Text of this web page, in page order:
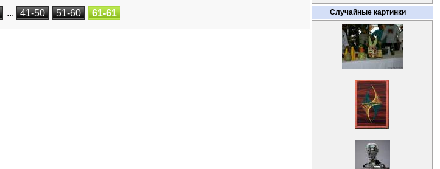
... 41-50 51-60 61-61
Случайные картинки